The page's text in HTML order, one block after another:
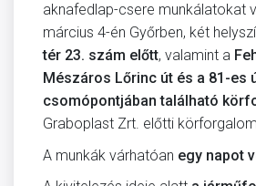
aknafedlap-csere munkálatokat
március 4-én Győrben, két
tér 23. szám előtt, valamint a
Mészáros Lőrinc út és a 81-es
csomópontjában található
Graboplast Zrt. előtti
A munkák várhatóan egy napot